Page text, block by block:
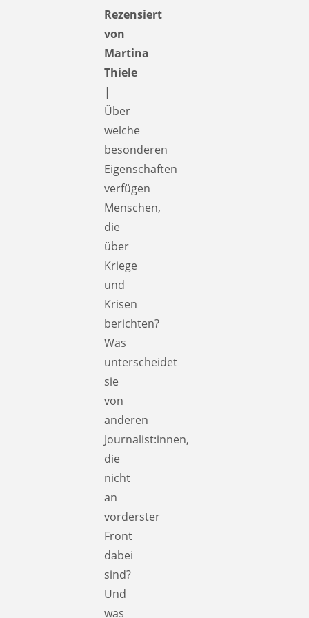
Rezensiert
von
Martina
Thiele
|
Über
welche
besonderen
Eigenschaften
verfügen
Menschen,
die
über
Kriege
und
Krisen
berichten?
Was
unterscheidet
sie
von
anderen
Journalist:innen,
die
nicht
an
vorderster
Front
dabei
sind?
Und
was